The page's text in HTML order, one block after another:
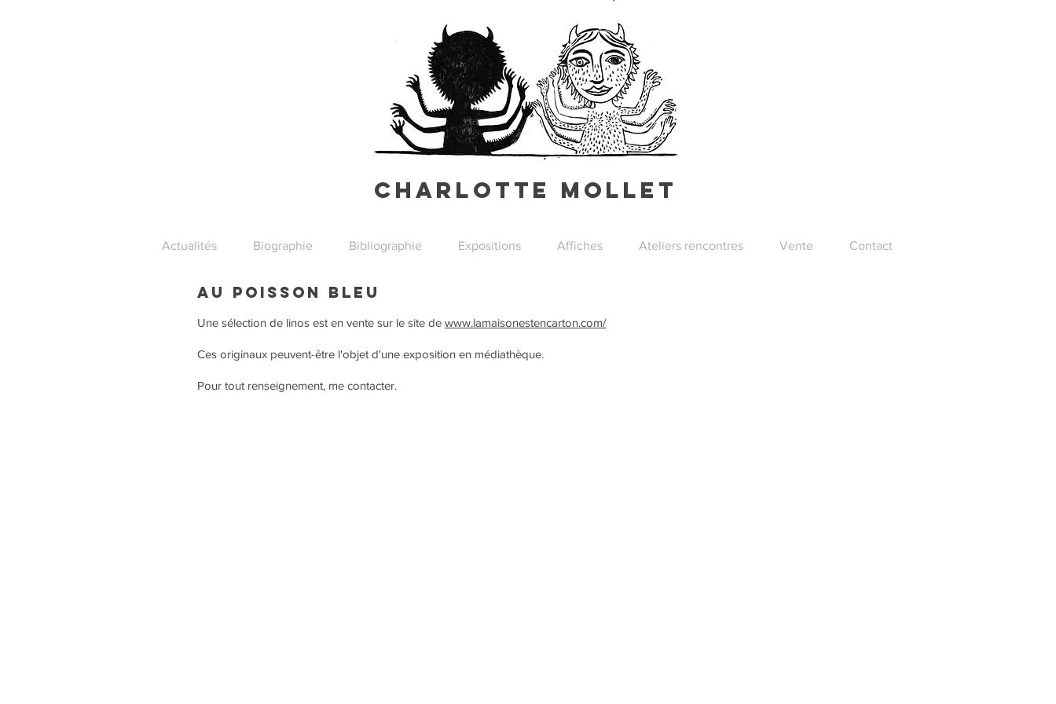
Charlotte Mollet
au poisson bleu
Une sélection de linos est en vente sur le site de www.lamaisonestencarton.com/
Ces originaux peuvent-être l'objet d'une exposition en médiathèque.
Pour tout renseignement, me contacter.
Actualités Biographie Bibliographie Expositions Affiches Ateliers rencontres Vente Contact